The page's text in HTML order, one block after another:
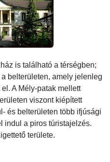
is található a térségben;
belterületen, amely jelenleg
A Mély-patak mellett
viszont kiépített
és belterületen több ifjúsági
indul a piros túristajelzés.
területe.